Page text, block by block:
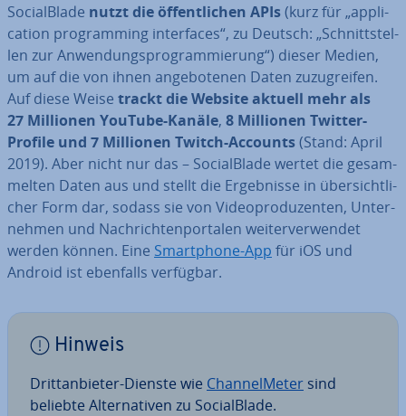
So­cial­Bla­de nutzt die öf­fent­li­chen APIs(kurz für „ap­pli­
ca­ti­on pro­gramming in­ter­faces“, zu Deutsch: „Schnitt­stel­
len zur An­wen­dungs­pro­gram­mie­rung“) dieser Medien,
um auf die von ihnen an­ge­bo­te­nen Daten zu­zu­grei­fen.
Auf diese Weise trackt die Website aktuell mehr als
27 Millionen YouTube-Kanäle, 8 Millionen Twitter-
Profile und 7 Millionen Twitch-Accounts(Stand: April
2019). Aber nicht nur das – So­cial­Bla­de wertet die ge­sam­
mel­ten Daten aus und stellt die Er­geb­nis­se in über­sicht­li­
cher Form dar, sodass sie von Vi­deo­pro­du­zen­ten, Un­ter­
neh­men und Nach­rich­ten­por­ta­len wei­ter­ver­wen­det
werden können. Eine Smart­phone-App für iOS und
Android ist ebenfalls verfügbar.
Hinweis
Dritt­an­bie­ter-Dienste wie Chan­nel­Me­ter sind
beliebte Al­ter­na­ti­ven zu So­cial­Bla­de.